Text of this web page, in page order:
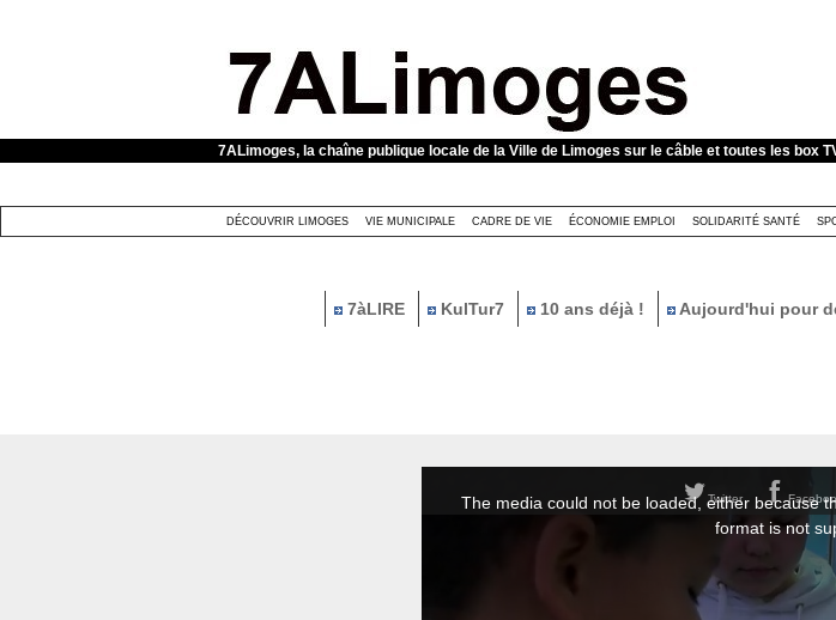
7ALimoges, la chaîne publique locale de la Ville de Limoges sur le câble et toutes les box
DÉCOUVRIR LIMOGES VIE MUNICIPALE CADRE DE VIE ÉCONOMIE EMPLOI SOLIDARITÉ SANTÉ
7àLIRE KulTur7 10 ans déjà ! Aujourd'hui pour